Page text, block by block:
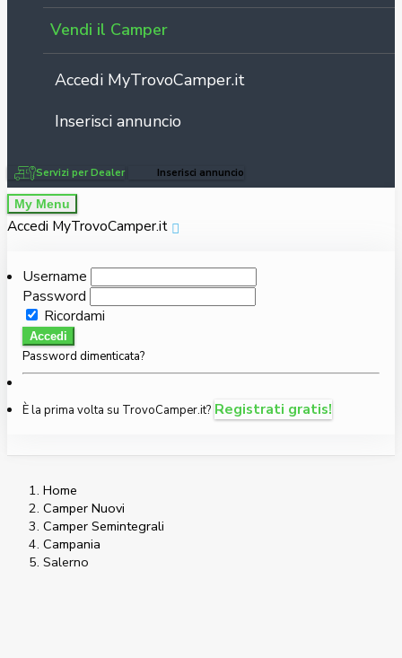
Vendi il Camper
Accedi MyTrovoCamper.it
Inserisci annuncio
Servizi per Dealer Inserisci annuncio
My Menu
Accedi MyTrovoCamper.it
Username
Password
Ricordami
Accedi
Password dimenticata?
È la prima volta su TrovoCamper.it? Registrati gratis!
Home
Camper Nuovi
Camper Semintegrali
Campania
Salerno